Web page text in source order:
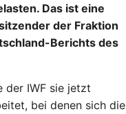
Das ist eine
der Fraktion
Berichts des
der IWF sie jetzt
bei denen sich die